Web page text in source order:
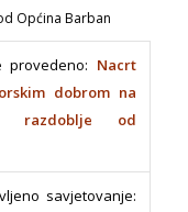
Općina Barban
Nacrt
dobrom na
razdoblje od
savjetovanje: